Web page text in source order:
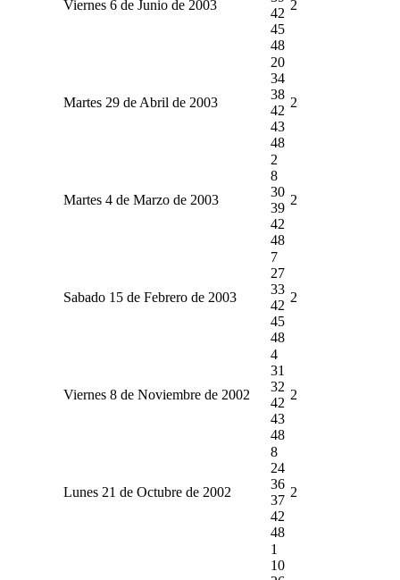
Viernes 6 de Junio de 2003
42
45
48
2
Martes 29 de Abril de 2003
20
34
38
42
43
48
2
Martes 4 de Marzo de 2003
2
8
30
39
42
48
2
Sabado 15 de Febrero de 2003
7
27
33
42
45
48
2
Viernes 8 de Noviembre de 2002
4
31
32
42
43
48
2
Lunes 21 de Octubre de 2002
8
24
36
37
42
48
2
1
10